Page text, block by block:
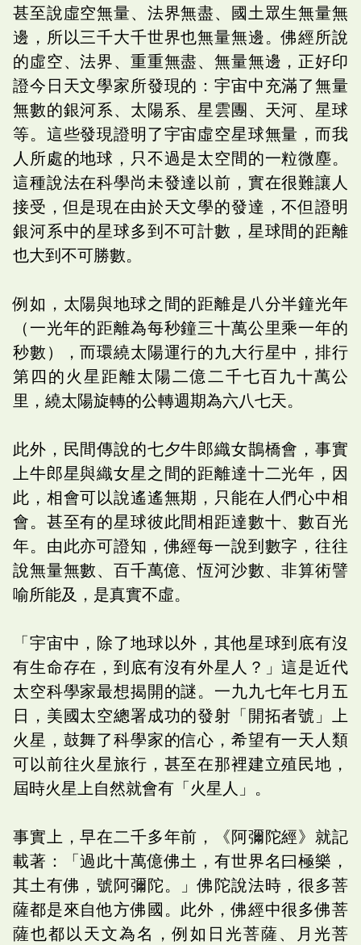
甚至說虛空無量、法界無盡、國土眾生無量無
邊，所以三千大千世界也無量無邊。佛經所說
的虛空、法界、重重無盡、無量無邊，正好印
證今日天文學家所發現的：宇宙中充滿了無量
無數的銀河系、太陽系、星雲團、天河、星球
等。這些發現證明了宇宙虛空星球無量，而我
人所處的地球，只不過是太空間的一粒微塵。
這種說法在科學尚未發達以前，實在很難讓人
接受，但是現在由於天文學的發達，不但證明
銀河系中的星球多到不可計數，星球間的距離
也大到不可勝數。
例如，太陽與地球之間的距離是八分半鐘光年
（一光年的距離為每秒鐘三十萬公里乘一年的
秒數），而環繞太陽運行的九大行星中，排行
第四的火星距離太陽二億二千七百九十萬公
里，繞太陽旋轉的公轉週期為六八七天。
此外，民間傳說的七夕牛郎織女鵲橋會，事實
上牛郎星與織女星之間的距離達十二光年，因
此，相會可以說遙遙無期，只能在人們心中相
會。甚至有的星球彼此間相距達數十、數百光
年。由此亦可證知，佛經每一說到數字，往往
說無量無數、百千萬億、恆河沙數、非算術譬
喻所能及，是真實不虛。
「宇宙中，除了地球以外，其他星球到底有沒
有生命存在，到底有沒有外星人？」這是近代
太空科學家最想揭開的謎。一九九七年七月五
日，美國太空總署成功的發射「開拓者號」上
火星，鼓舞了科學家的信心，希望有一天人類
可以前往火星旅行，甚至在那裡建立殖民地，
屆時火星上自然就會有「火星人」。
事實上，早在二千多年前，《阿彌陀經》就記
載著：「過此十萬億佛土，有世界名曰極樂，
其土有佛，號阿彌陀。」佛陀說法時，很多菩
薩都是來自他方佛國。此外，佛經中很多佛菩
薩也都以天文為名，例如日光菩薩、月光菩